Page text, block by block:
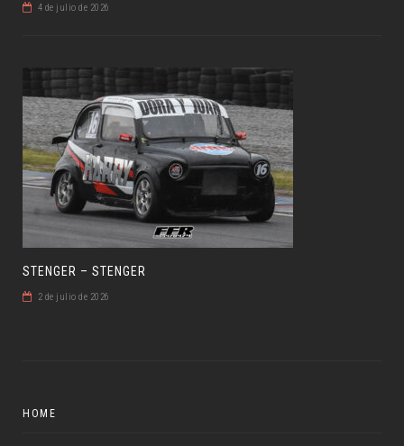
4 de julio de 2026
STENGER – STENGER
2 de julio de 2026
HOME